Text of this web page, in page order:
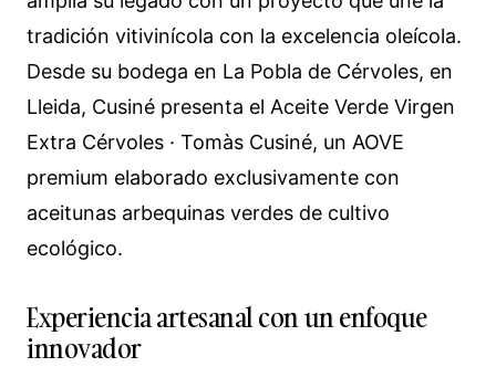
tradición vitivinícola con la excelencia oleícola.
Desde su bodega en La Pobla de Cérvoles, en
Lleida, Cusiné presenta el Aceite Verde Virgen
Extra Cérvoles · Tomàs Cusiné, un AOVE
premium elaborado exclusivamente con
aceitunas arbequinas verdes de cultivo
ecológico.
Experiencia artesanal con un enfoque
innovador